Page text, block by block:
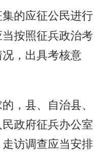
的应征公民进行
按照征兵政治考
，出具考核意
，县、自治县、
政府征兵办公室
访调查应当安排